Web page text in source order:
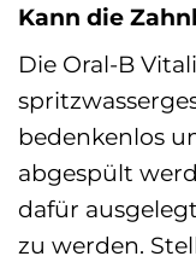
Kann die
Die Oral-B
bedenkenlos
abgespült
dafür
zu werden.